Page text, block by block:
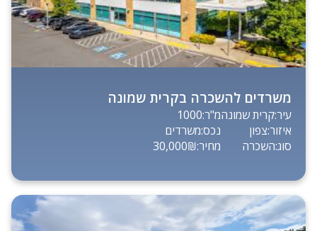
משרדים להשכרה בקרית שמונה
עיר:קרית שמונה
איזור:צפון
סוג:השכרה
מ"ר:1000
נכס:משרדים
מחיר:30,000₪